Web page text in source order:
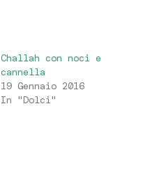
Challah con noci e
cannella
19 Gennaio 2016
In "Dolci"